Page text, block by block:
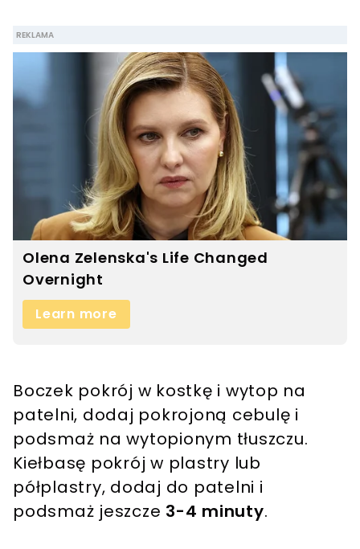
Boczek pokrój w kostkę i wytop na
patelni, dodaj pokrojoną cebulę i
podsmaż na wytopionym tłuszczu.
Kiełbasę pokrój w plastry lub
półplastry, dodaj do patelni i
podsmaż jeszcze 3-4 minuty.